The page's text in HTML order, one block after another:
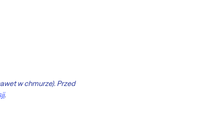
w chmurze). Przed
.